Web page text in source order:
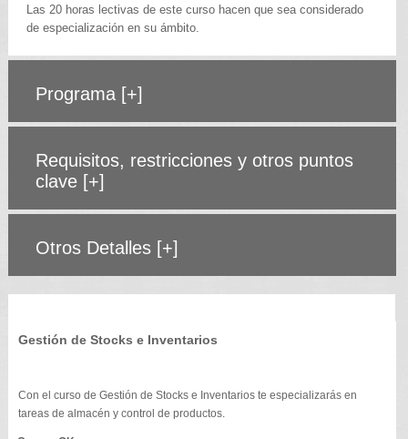
Las 20 horas lectivas de este curso hacen que sea considerado
de especialización en su ámbito.
Programa [+]
Requisitos, restricciones y otros puntos
clave [+]
Otros Detalles [+]
Gestión de Stocks e Inventarios
Con el curso de Gestión de Stocks e Inventarios te especializarás en
tareas de almacén y control de productos.